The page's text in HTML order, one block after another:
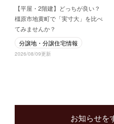
【平屋・2階建】どっちが良い？
橿原市地黄町で「実寸大」を比べ
てみませんか？
分譲地・分譲住宅情報
2026/08/09更新
お知らせを